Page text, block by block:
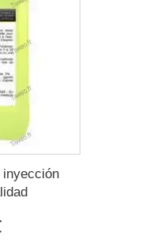
inyección